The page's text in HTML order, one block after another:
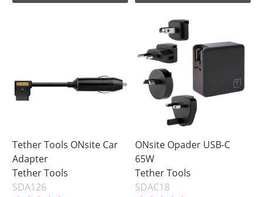
Tether Tools ONsite Car
Adapter
Tether Tools
SDA126
ONsite Opader USB-C
65W
Tether Tools
SDAC18